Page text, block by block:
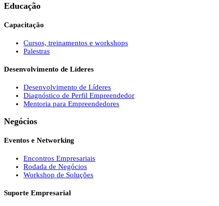
Educação
Capacitação
Cursos, treinamentos e workshops
Palestras
Desenvolvimento de Líderes
Desenvolvimento de Líderes
Diagnóstico de Perfil Empreendedor
Mentoria para Empreendedores
Negócios
Eventos e Networking
Encontros Empresariais
Rodada de Negócios
Workshop de Soluções
Suporte Empresarial